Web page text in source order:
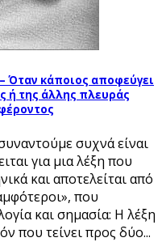
Όταν κάποιος αποφεύγει
ή της άλλης πλευράς
συχνά είναι
για μια λέξη που
και αποτελείται από
που
και σημασία: Η λέξη
που τείνει προς δύο...